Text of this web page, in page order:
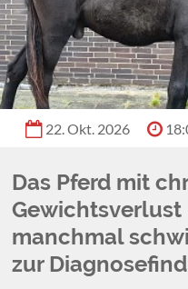
22. Okt. 2026
Das Pferd mit
Gewichtsverlust
manchmal
zur